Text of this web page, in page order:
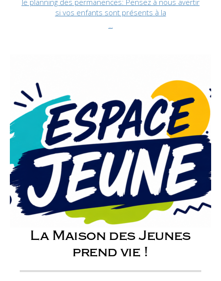
si vos enfants sont présents à la
...
La Maison des Jeunes
prend vie !